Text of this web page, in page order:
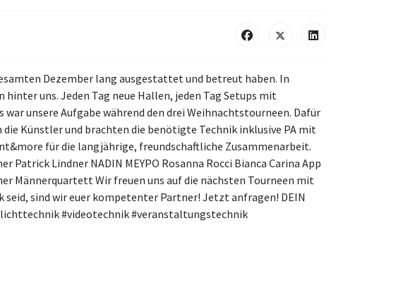
Dezember lang ausgestattet und betreut haben. In
uns. Jeden Tag neue Hallen, jeden Tag Setups mit
unsere Aufgabe während den drei Weihnachtstourneen. Dafür
Künstler und brachten die benötigte Technik inklusive PA mit
für die langjährige, freundschaftliche Zusammenarbeit.
Lindner NADIN MEYPO Rosanna Rocci Bianca Carina App
Männerquartett Wir freuen uns auf die nächsten Tourneen mit
sind wir euer kompetenter Partner! Jetzt anfragen! DEIN
#videotechnik #veranstaltungstechnik